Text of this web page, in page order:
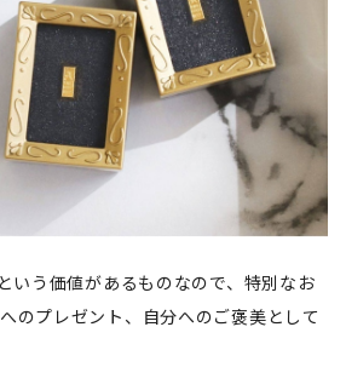
いう価値があるものなので、特別なお
のプレゼント、自分へのご褒美として